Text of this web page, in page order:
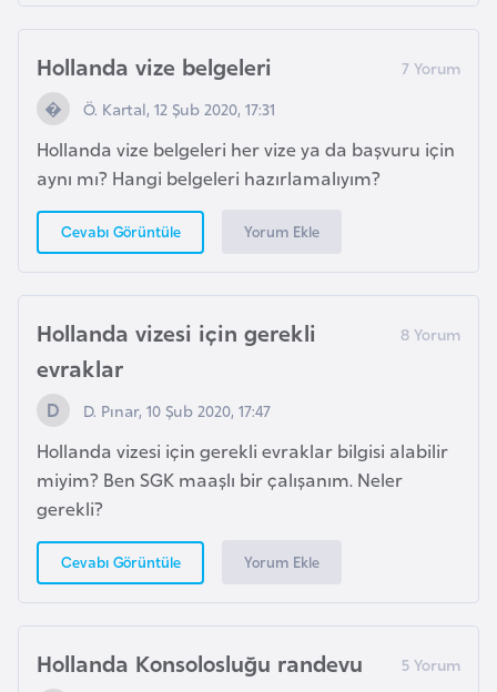
Hollanda vize belgeleri
Ö. Kartal, 12 Şub 2020, 17:31
Hollanda vize belgeleri her vize ya da başvuru için
aynı mı? Hangi belgeleri hazırlamalıyım?
Cevabı Görüntüle Yorum Ekle
Hollanda vizesi için gerekli
evraklar
D. Pınar, 10 Şub 2020, 17:47
Hollanda vizesi için gerekli evraklar bilgisi alabilir
miyim? Ben SGK maaşlı bir çalışanım. Neler
gerekli?
Cevabı Görüntüle Yorum Ekle
Hollanda Konsolosluğu randevu
l
i
k
a
e
n
i
B
o
n
a
H
e
r
s
e
k